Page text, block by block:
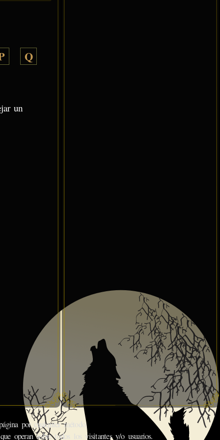
Q
un
por cualquier método.
operan sobre todos los visitantes y/o usuarios.